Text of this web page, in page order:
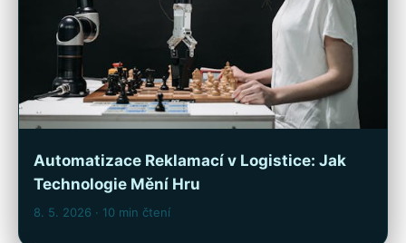
Automatizace Reklamací v Logistice: Jak
Technologie Mění Hru
8. 5. 2026 · 10 min čtení